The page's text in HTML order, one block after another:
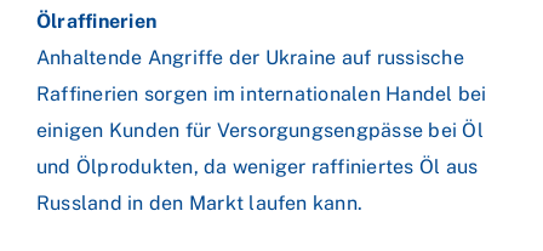
Ölraffinerien
Anhaltende Angriffe der Ukraine auf russische
Raffinerien sorgen im internationalen Handel bei
einigen Kunden für Versorgungsengpässe bei Öl
und Ölprodukten, da weniger raffiniertes Öl aus
Russland in den Markt laufen kann.